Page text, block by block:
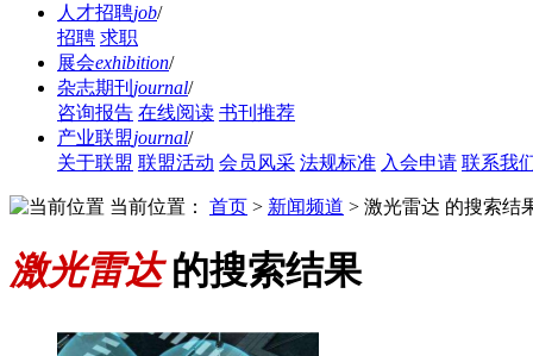
人才招聘job/
招聘 求职
展会exhibition/
杂志期刊 journal/
咨询报告 在线阅读 书刊推荐
产业联盟journal/
关于联盟 联盟活动 会员风采 法规标准 入会申请 联系我
当前位置： 首页 > 新闻频道 > 激光雷达 的搜索结
激光雷达的搜索结果